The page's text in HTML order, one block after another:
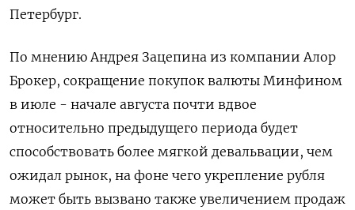
Петербург.
По мнению Андрея Зацепина из компании Алор
Брокер, сокращение покупок валюты Минфином
в июле - начале августа почти вдвое
относительно предыдущего периода будет
способствовать более мягкой девальвации, чем
ожидал рынок, на фоне чего укрепление рубля
может быть вызвано также увеличением продаж